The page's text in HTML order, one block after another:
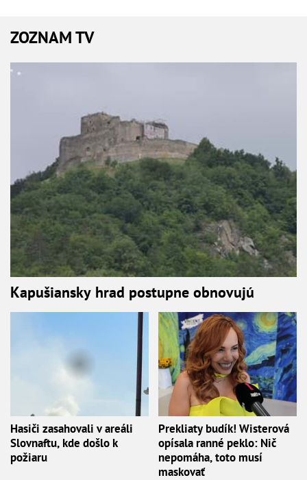
ZOZNAM TV
Kapušiansky hrad postupne obnovujú
Hasiči zasahovali v areáli
Slovnaftu, kde došlo k
požiaru
Prekliaty budík! Wisterová
opísala ranné peklo: Nič
nepomáha, toto musí
maskovať